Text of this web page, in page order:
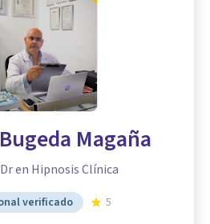
Magaña
en Hipnosis Clínica
verificado 5